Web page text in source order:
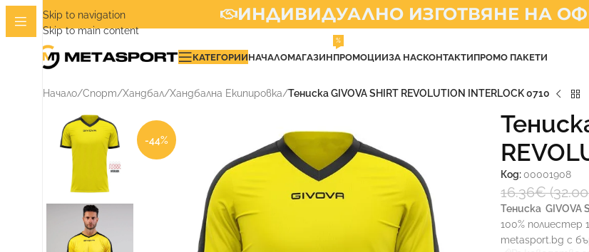
Skip to navigation
Skip to main content
ИНДИВИДУАЛНО ИЗГОТВЯНЕ НА
КАТЕГОРИИНАЧАЛОМАГАЗИНПРОМОЦИИ
%
ЗА НАСКОНТАКТИПРОМО ПАКЕТИ
Начало/Спорт/Хандбал/Хандбална Екипировка/Тениска GIVOVA SHIRT REVOLUTION INTERLOCK 0710
-44%
Код: 00001908
16.36€
Тениска GIVOVA
100% полиестер
metasport.bg с